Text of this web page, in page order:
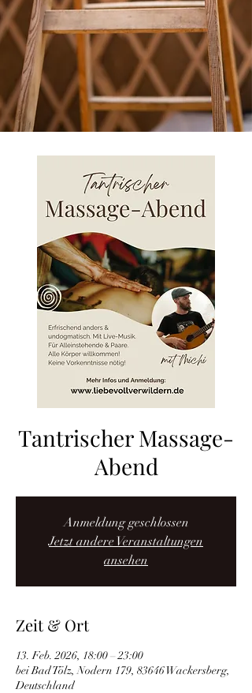
Tantrischer Massage-
Abend
Anmeldung geschlossen
Jetzt andere Veranstaltungen
ansehen
Zeit & Ort
13. Feb. 2026, 18:00 – 23:00
bei Bad Tölz, Nodern 179, 83646 Wackersberg,
Deutschland